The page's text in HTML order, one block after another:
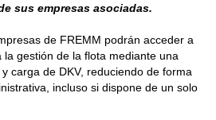
sus empresas asociadas.
de FREMM podrán acceder a
gestión de la flota mediante una
carga de DKV, reduciendo de forma
incluso si dispone de un solo